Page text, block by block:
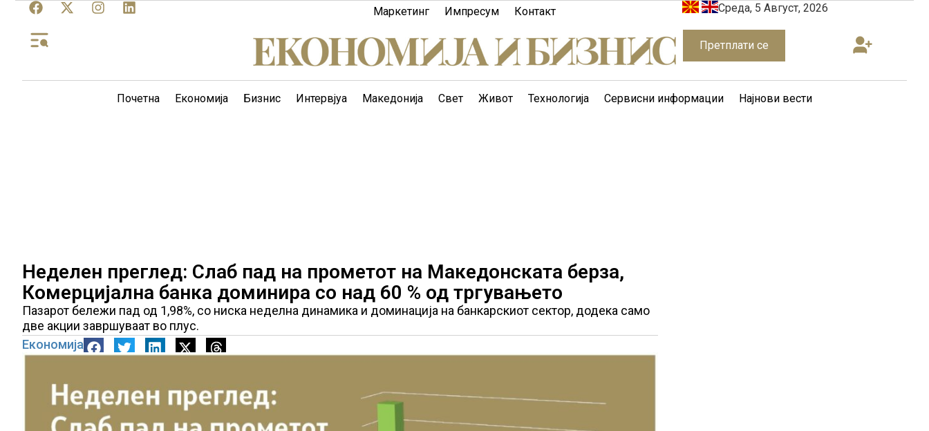
Маркетинг Импресум Контакт Среда, 5 Август, 2026
Претплати се
Почетна Економија Бизнис Интервјуа Македонија Свет Живот Технологија Сервисни информации Најнови вести
Неделен преглед: Слаб пад на прометот на Македонската берза,
Комерцијална банка доминира со над 60 % од тргувањето
Пазарот бележи пад од 1,98%, со ниска неделна динамика и доминација на банкарскиот сектор, додека само
две акции завршуваат во плус.
Економија